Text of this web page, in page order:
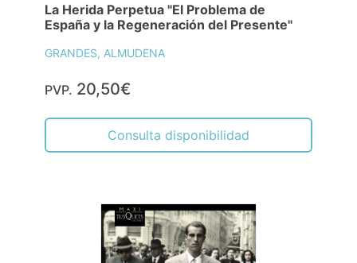
La Herida Perpetua "El Problema de
España y la Regeneración del Presente"
GRANDES, ALMUDENA
PVP. 20,50€
Consulta disponibilidad